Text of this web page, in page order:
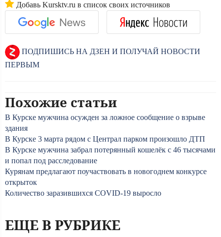
Добавь Kursktv.ru в список своих источников
ПОДПИШИСЬ НА ДЗЕН И ПОЛУЧАЙ НОВОСТИ
ПЕРВЫМ
Похожие статьи
В Курске мужчина осужден за ложное сообщение о взрыве
здания
В Курске 3 марта рядом с Централ парком произошло ДТП
В Курске мужчина забрал потерянный кошелёк с 46 тысячами
и попал под расследование
Курянам предлагают поучаствовать в новогоднем конкурсе
открыток
Количество заразившихся COVID-19 выросло
ЕЩЕ В РУБРИКЕ